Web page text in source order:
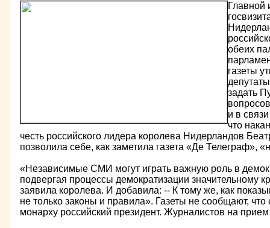
Главной
обеих
газеты
задать
и в
что
честь российского лидера королева Нидерландов
позволила себе, как заметила газета «Де Телеграф»,
«Независимые СМИ могут играть важную роль в
подвергая процессы демократизации значительному
заявила королева. И добавила: -- К тому же, как
не только законы и правила». Газеты не сообщают, что
монарху российский президент. Журналистов на